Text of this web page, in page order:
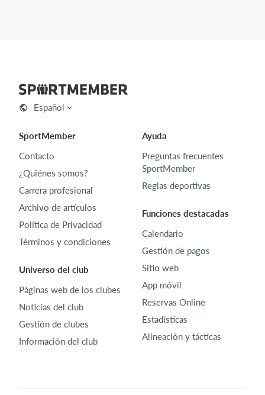
Español
SportMember
Contacto
¿Quiénes somos?
Carrera profesional
Archivo de artículos
Política de Privacidad
Términos y condiciones
Universo del club
Páginas web de los clubes
Noticias del club
Gestión de clubes
Información del club
Ayuda
Preguntas frecuentes
SportMember
Reglas deportivas
Funciones destacadas
Calendario
Gestión de pagos
Sitio web
App móvil
Reservas Online
Estadisticas
Alineación y tácticas